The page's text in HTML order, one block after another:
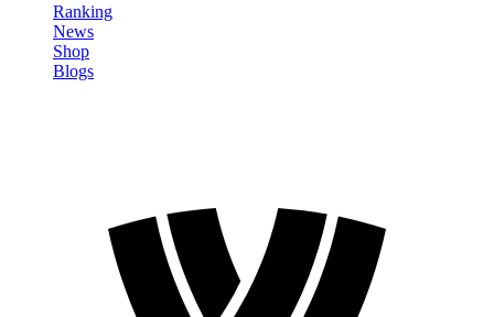
Ranking
News
Shop
Blogs